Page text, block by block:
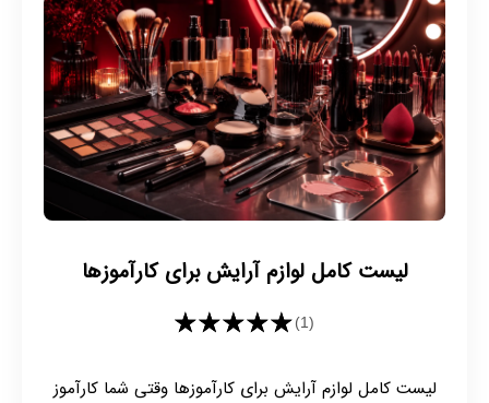
لیست کامل لوازم آرایش برای کارآموزها
★★★★★(1)
لیست کامل لوازم آرایش برای کارآموزها وقتی شما کارآموز